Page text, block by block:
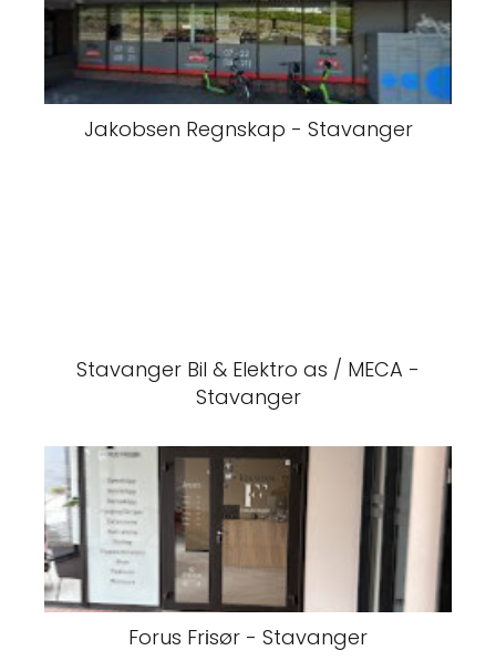
Jakobsen Regnskap - Stavanger
Stavanger Bil & Elektro as / MECA -
Stavanger
Forus Frіsør - Stavanger